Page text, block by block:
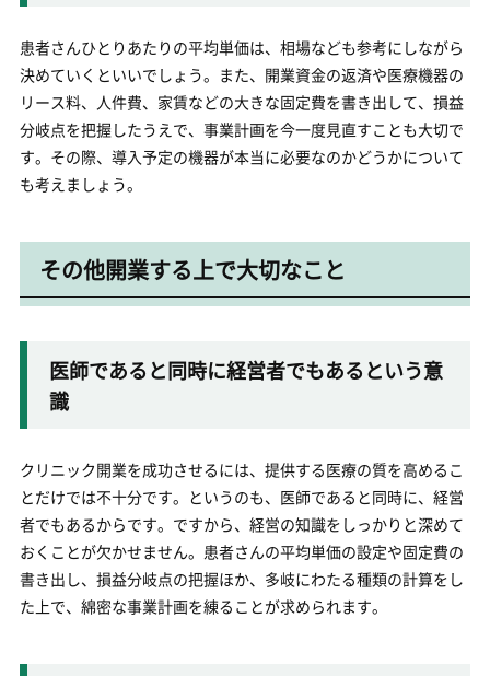
患者さんひとりあたりの平均単価は、相場なども参考にしながら
決めていくといいでしょう。また、開業資金の返済や医療機器の
リース料、人件費、家賃などの大きな固定費を書き出して、損益
分岐点を把握したうえで、事業計画を今一度見直すことも大切で
す。その際、導入予定の機器が本当に必要なのかどうかについて
も考えましょう。
その他開業する上で大切なこと
医師であると同時に経営者でもあるという意
識
クリニック開業を成功させるには、提供する医療の質を高めるこ
とだけでは不十分です。というのも、医師であると同時に、経営
者でもあるからです。ですから、経営の知識をしっかりと深めて
おくことが欠かせません。患者さんの平均単価の設定や固定費の
書き出し、損益分岐点の把握ほか、多岐にわたる種類の計算をし
た上で、綿密な事業計画を練ることが求められます。